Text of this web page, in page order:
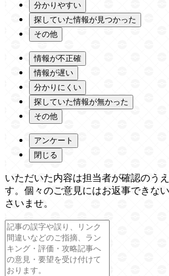
分かりやすい
探していた情報が見つかった
その他
情報が不正確
情報が遅い
分かりにくい
探していた情報が無かった
その他
アンケート
閉じる
いただいた内容は担当者が確認のう
す。個々のご意見にはお返事できな
さいませ。